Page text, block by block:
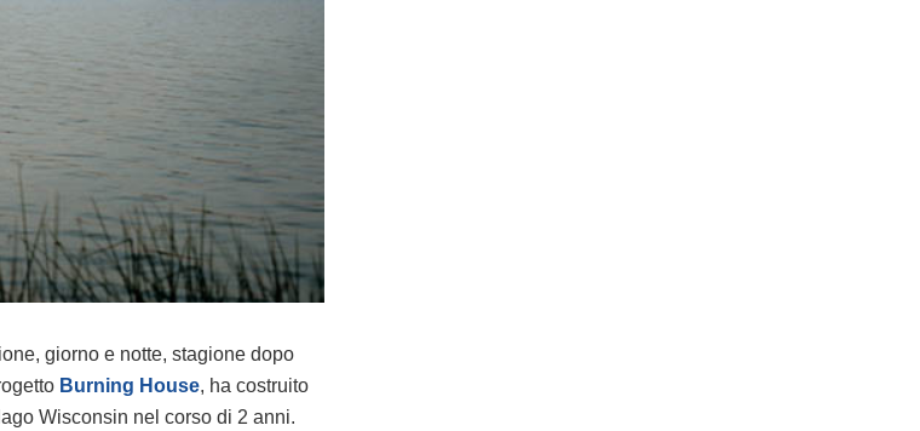
giorno e notte, stagione dopo
Burning House, ha costruito
Wisconsin nel corso di 2 anni.